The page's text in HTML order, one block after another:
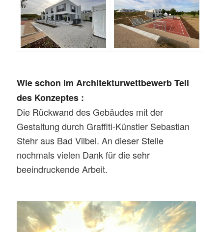
Wie schon im Architekturwettbewerb Teil
des Konzeptes :
Die Rückwand des Gebäudes mit der
Gestaltung durch Graffiti-Künstler Sebastian
Stehr aus Bad Vilbel. An dieser Stelle
nochmals vielen Dank für die sehr
beeindruckende Arbeit.